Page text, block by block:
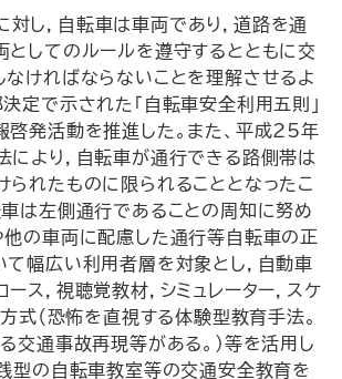
対し，自転車は車両であり，道路を通
としてのルールを遵守するとともに交
なければならないことを理解させるよ
定で示された「自転車安全利用五則」
啓発活動を推進した。また、平成25年
により，自転車が通行できる路側帯は
られたものに限られることとなったこ
車は左側通行であることの周知に努め
他の車両に配慮した通行等自転車の正
て幅広い利用者層を対象とし，自動車
ス，視聴覚教材，シミュレーター，スケ
方式（恐怖を直視する体験型教育手法。
交通事故再現等がある。）等を活用し
践型の自転車教室等の交通安全教育を